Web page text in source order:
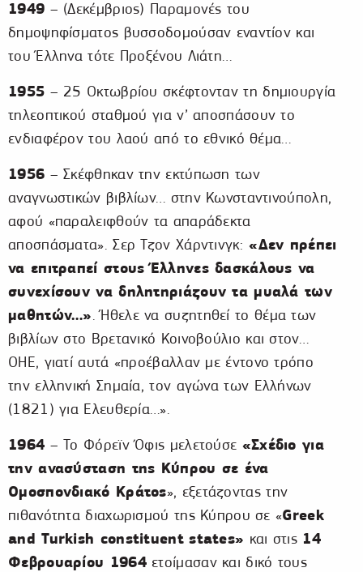
1949 – (Δεκέμβριος) Παραμονές του
δημοψηφίσματος βυσσοδομούσαν εναντίον και
του Έλληνα τότε Προξένου Λιάτη…
1955 – 25 Οκτωβρίου σκέφτονταν τη δημιουργία
τηλεοπτικού σταθμού για ν’ αποσπάσουν το
ενδιαφέρον του λαού από το εθνικό θέμα…
1956 – Σκέφθηκαν την εκτύπωση των
αναγνωστικών βιβλίων… στην Κωνσταντινούπολη,
αφού «παραλειφθούν τα απαράδεκτα
αποσπάσματα». Σερ Τζον Χάρντινγκ: «Δεν πρέπει
να επιτραπεί στους Έλληνες δασκάλους να
συνεχίσουν να δηλητηριάζουν τα μυαλά των
μαθητών…» . Ήθελε να συζητηθεί το θέμα των
βιβλίων στο Βρετανικό Κοινοβούλιο και στον…
ΟΗΕ, γιατί αυτά «προέβαλλαν με έντονο τρόπο
την ελληνική Σημαία, τον αγώνα των Ελλήνων
(1821) για Ελευθερία…».
1964 – Το Φόρεϊν Όφις μελετούσε «Σχέδιο για
την ανασύσταση της Κύπρου σε ένα
Ομοσπονδιακό Κράτος», εξετάζοντας την
πιθανότητα διαχωρισμού της Κύπρου σε «Greek
and Turkish constituent states» και στις 14
Φεβρουαρίου 1964ετοίμασαν και δικό τους